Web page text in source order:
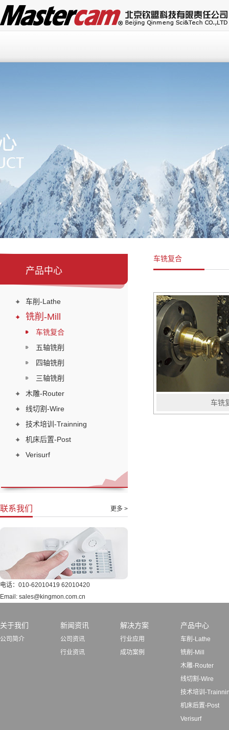
产品中心
车削-Lathe
铣削-Mill
车铣复合
五轴铣削
四轴铣削
三轴铣削
木雕-Router
线切割-Wire
技术培训-Trainning
机床后置-Post
Verisurf
联系我们 更多 >
电话：010-62010419 62010420
Email: sales@kingmon.com.cn
车铣复合
车铣
关于我们
公司简介
新闻资讯
公司资讯
行业资讯
解决方案
行业应用
成功案例
产品中心
车削-Lathe
铣削-Mill
木雕-Router
线切割-Wire
技术培训-
机床后置-Post
Verisurf